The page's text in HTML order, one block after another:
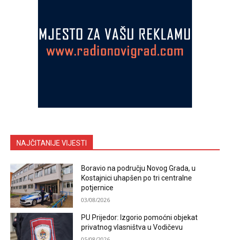
NAJČITANIJE VIJESTI
Boravio na području Novog Grada, u
Kostajnici uhapšen po tri centralne
potjernice
03/08/2026
PU Prijedor: Izgorio pomoćni objekat
privatnog vlasništva u Vodičevu